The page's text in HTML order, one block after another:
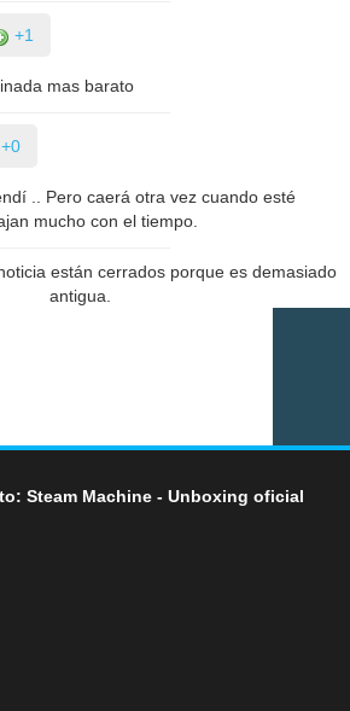
+1
mas barato
+0
.. Pero caerá otra vez cuando esté
mucho con el tiempo.
están cerrados porque es demasiado
antigua.
Steam Machine - Unboxing oficial